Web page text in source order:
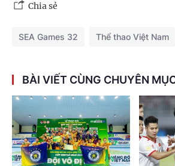
Chia sẻ
SEA Games 32 Thể thao Việt Nam
BÀI VIẾT CÙNG CHUYÊN